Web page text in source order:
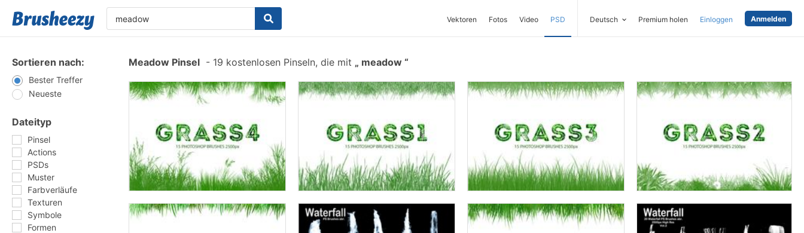
Vektoren Fotos Video PSD Deutsch Premium holen Einloggen Anmelden
Sortieren nach:
Bester Treffer
Neueste
Dateityp
Pinsel
Actions
PSDs
Muster
Farbverläufe
Texturen
Symbole
Formen
Meadow Pinsel - 19 kostenlosen Pinseln, die mit meadow